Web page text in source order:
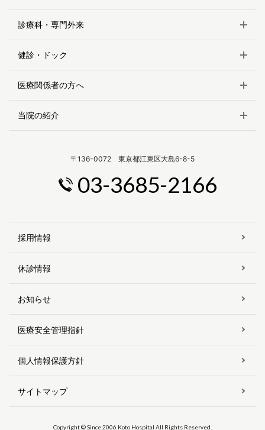
診療科・専門外来
健診・ドック
医療関係者の方へ
当院の紹介
〒136-0072 東京都江東区大島6-8-5
03-3685-2166
採用情報
休診情報
お知らせ
医療安全管理指針
個人情報保護方針
サイトマップ
Copyright © Since 2006 Koto Hospital All Rights Reserved.